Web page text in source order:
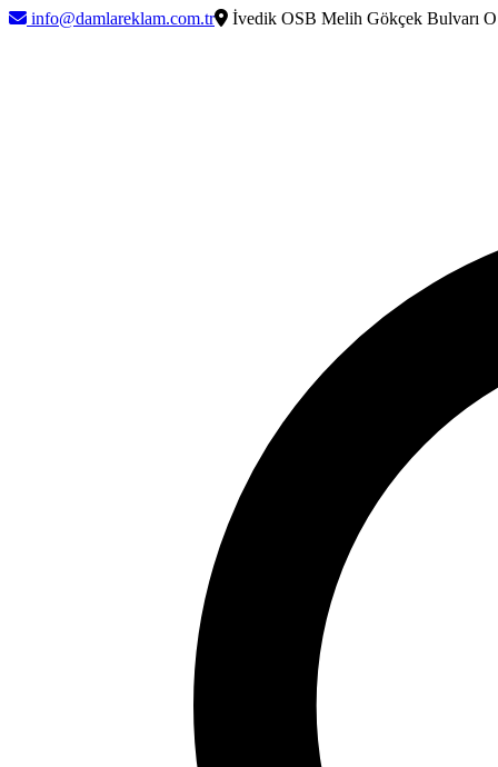
info@damlareklam.com.tr İvedik OSB Melih Gökçek Bulvarı